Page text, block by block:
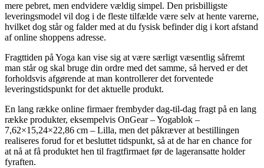
mere pebret, men endvidere vældig simpel. Den prisbilligste
leveringsmodel vil dog i de fleste tilfælde være selv at hente varerne,
hvilket dog står og falder med at du fysisk befinder dig i kort afstand
af online shoppens adresse.
Fragttiden på Yoga kan vise sig at være særligt væsentlig såfremt
man står og skal bruge din ordre med det samme, så herved er det
forholdsvis afgørende at man kontrollerer det forventede
leveringstidspunkt for det aktuelle produkt.
En lang række online firmaer frembyder dag-til-dag fragt på en lang
række produkter, eksempelvis OnGear – Yogablok –
7,62×15,24×22,86 cm – Lilla, men det påkræver at bestillingen
realiseres forud for et besluttet tidspunkt, så at de har en chance for
at nå at få produktet hen til fragtfirmaet før de lageransatte holder
fyraften.